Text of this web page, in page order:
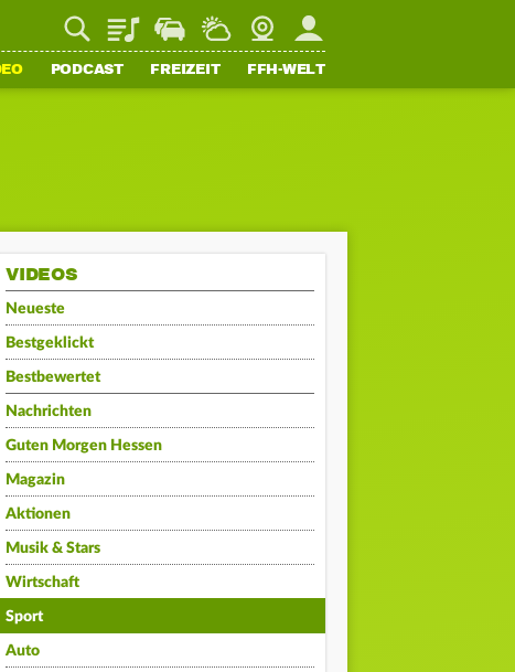
PlaylistStaupilotWetterWebcamMein FFH
PODCAST FREIZEIT FFH-WELT
VIDEOS
Neueste
Bestgeklickt
Bestbewertet
Nachrichten
Guten Morgen Hessen
Magazin
Aktionen
Musik & Stars
Wirtschaft
Sport
Auto